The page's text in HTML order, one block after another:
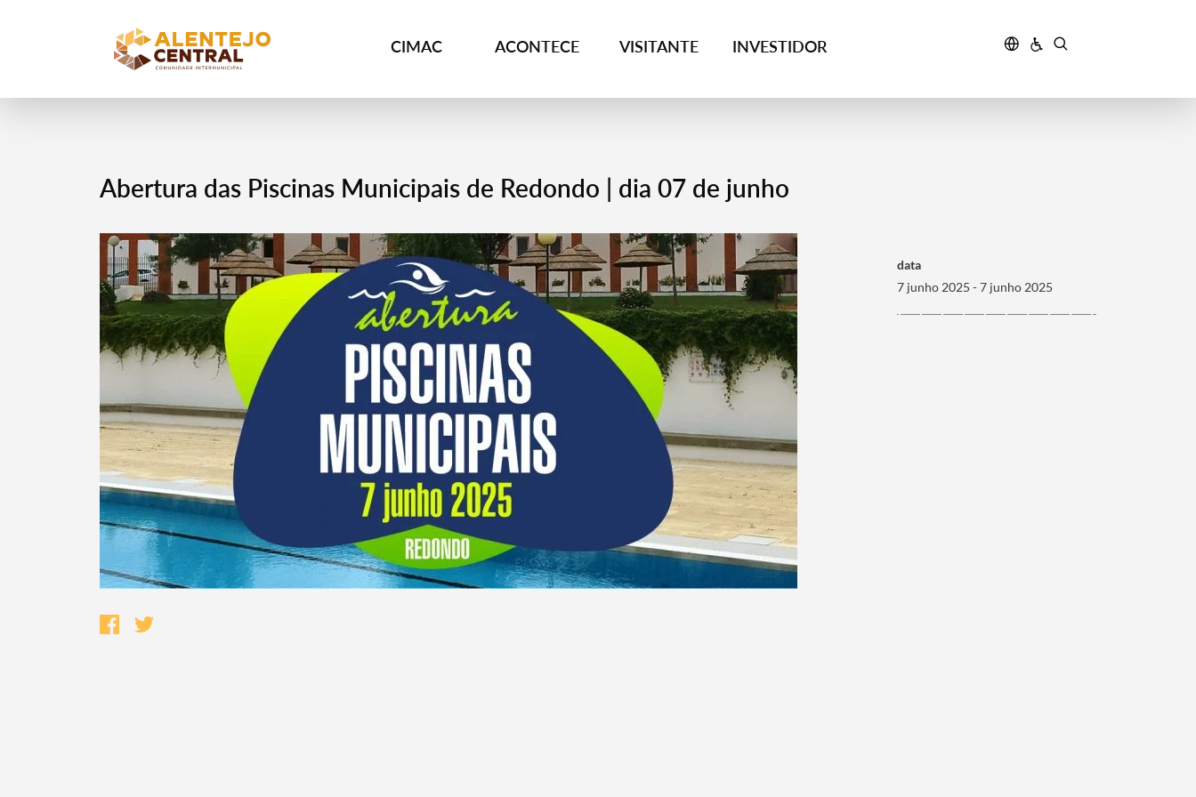
CIMAC ACONTECE VISITANTE INVESTIDOR
Termo de Pesquisa
Categorias gerais
Abertura das Piscinas Municipais de Redondo | dia 07 de junho
data
7 junho 2025 - 7 junho 2025